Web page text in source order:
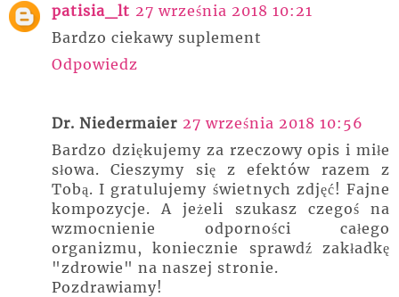
patisia_lt 27 września 2018 10:21
Bardzo ciekawy suplement
Odpowiedz
Dr. Niedermaier 27 września 2018 10:56
Bardzo dziękujemy za rzeczowy opis i miłe
słowa. Cieszymy się z efektów razem z
Tobą. I gratulujemy świetnych zdjęć! Fajne
kompozycje. A jeżeli szukasz czegoś na
wzmocnienie odporności całego
organizmu, koniecznie sprawdź zakładkę
"zdrowie" na naszej stronie.
Pozdrawiamy!